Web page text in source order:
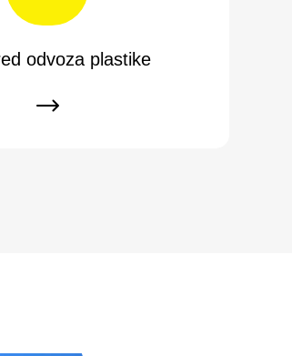
odvoza plastike